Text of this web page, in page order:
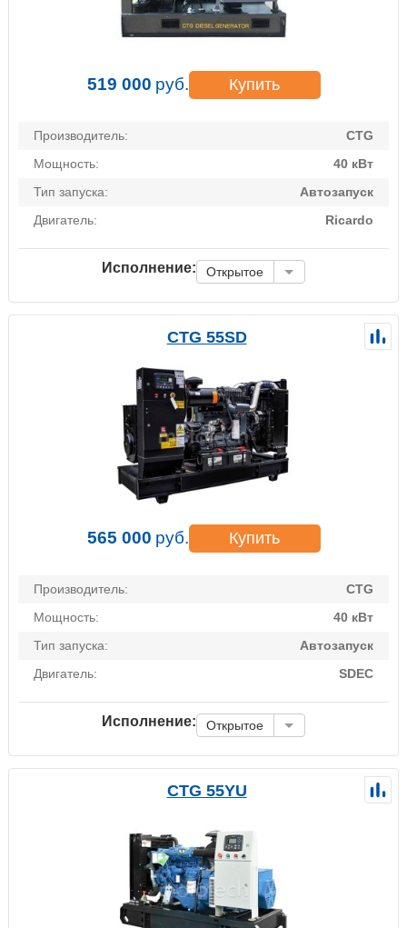
519 000 руб. Купить
Производитель:
CTG
Мощность:
40 кВт
Тип запуска:
Автозапуск
Двигатель:
Ricardo
Исполнение: Открытое
CTG 55SD
565 000 руб. Купить
Производитель:
CTG
Мощность:
40 кВт
Тип запуска:
Автозапуск
Двигатель:
SDEC
Исполнение: Открытое
CTG 55YU